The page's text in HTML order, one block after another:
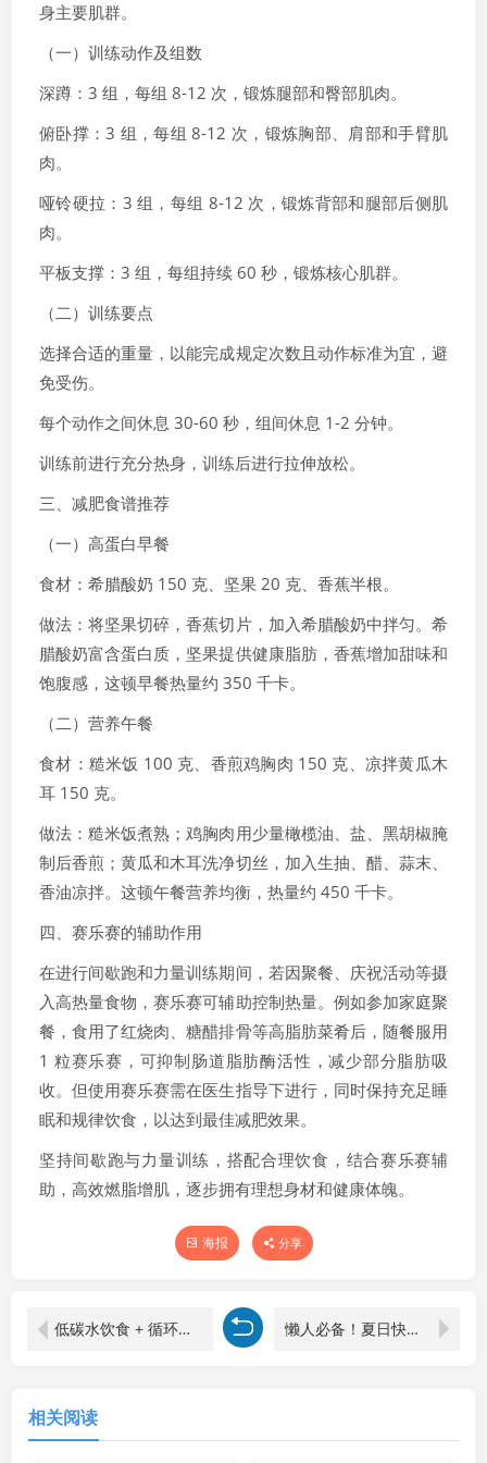
身主要肌群。
（一）训练动作及组数
深蹲：3 组，每组 8-12 次，锻炼腿部和臀部肌肉。
俯卧撑：3 组，每组 8-12 次，锻炼胸部、肩部和手臂肌
肉。
哑铃硬拉：3 组，每组 8-12 次，锻炼背部和腿部后侧肌
肉。
平板支撑：3 组，每组持续 60 秒，锻炼核心肌群。
（二）训练要点
选择合适的重量，以能完成规定次数且动作标准为宜，避
免受伤。
每个动作之间休息 30-60 秒，组间休息 1-2 分钟。
训练前进行充分热身，训练后进行拉伸放松。
三、减肥食谱推荐
（一）高蛋白早餐
食材：希腊酸奶 150 克、坚果 20 克、香蕉半根。
做法：将坚果切碎，香蕉切片，加入希腊酸奶中拌匀。希
腊酸奶富含蛋白质，坚果提供健康脂肪，香蕉增加甜味和
饱腹感，这顿早餐热量约 350 千卡。
（二）营养午餐
食材：糙米饭 100 克、香煎鸡胸肉 150 克、凉拌黄瓜木
耳 150 克。
做法：糙米饭煮熟；鸡胸肉用少量橄榄油、盐、黑胡椒腌
制后香煎；黄瓜和木耳洗净切丝，加入生抽、醋、蒜末、
香油凉拌。这顿午餐营养均衡，热量约 450 千卡。
四、赛乐赛的辅助作用
在进行间歇跑和力量训练期间，若因聚餐、庆祝活动等摄
入高热量食物，赛乐赛可辅助控制热量。例如参加家庭聚
餐，食用了红烧肉、糖醋排骨等高脂肪菜肴后，随餐服用
1 粒赛乐赛，可抑制肠道脂肪酶活性，减少部分脂肪吸
收。但使用赛乐赛需在医生指导下进行，同时保持充足睡
眠和规律饮食，以达到最佳减肥效果。
坚持间歇跑与力量训练，搭配合理饮食，结合赛乐赛辅
助，高效燃脂增肌，逐步拥有理想身材和健康体魄。
海报 分享
低碳水饮食 + 循环训练，快速打造易瘦体质 懒人必备！夏日快速减肥食谱，5 分钟搞定一餐
相关阅读